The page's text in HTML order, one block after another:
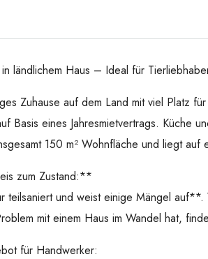
ländlichem Haus – Ideal für
Zuhause auf dem Land mit viel Platz
Basis eines Jahresmietvertrags. Küche
150 m² Wohnfläche und liegt
zum Zustand:**
teilsaniert und weist einige Mängel
mit einem Haus im Wandel hat,
für Handwerker: